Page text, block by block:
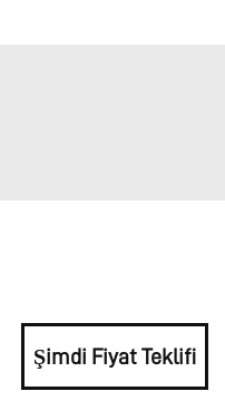
Şimdi Fiyat Teklifi